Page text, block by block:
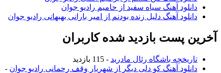
دانلود آهنگ سیاه سفید از حامیم رادیو جوان
دانلود آهنگ دلیل زنده بودنم از امیر بارانی بهبهانی رادیو جوان
آخرین پست بازدید شده کاربران
تاریخچه باشگاه رئال مادرید - 115 بازدید
دانلود آهنگ کو دلی دیگر از شهریار وقف رحمانی رادیو جوان -